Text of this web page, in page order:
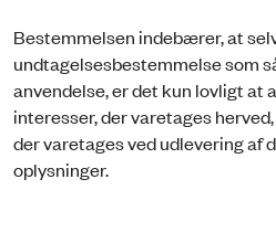
Bestemmelsen indebærer, at
undtagelsesbestemmelse som
anvendelse, er det kun lovligt at
interesser, der varetages
der varetages ved udlevering af
oplysninger.